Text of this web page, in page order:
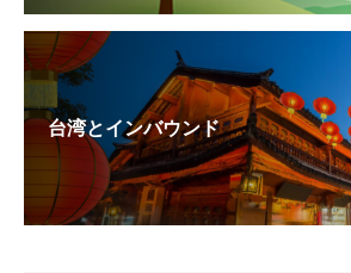
台湾とインバウンド